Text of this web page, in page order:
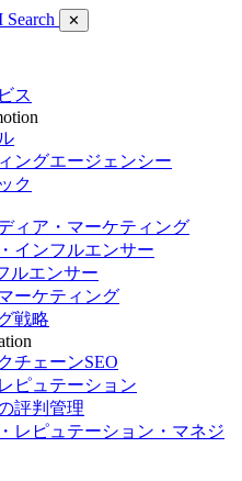
✕
ス
ングエージェンシー
ク
ィア・マーケティング
インフルエンサー
ルエンサー
ーケティング
戦略
チェーンSEO
ピュテーション
評判管理
レピュテーション・マネジ